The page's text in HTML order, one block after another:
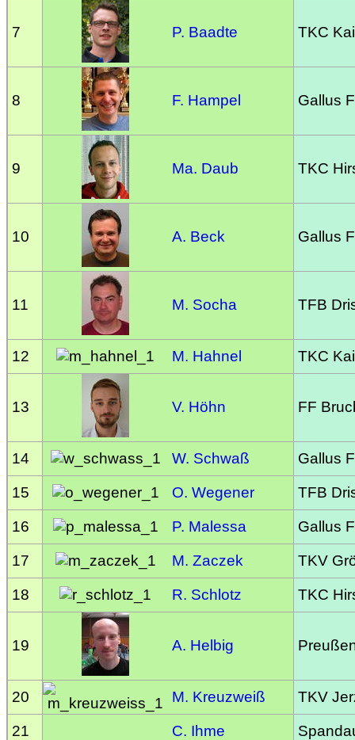
7 P. Baadte TKC
8 F. Hampel Gallus
9 Ma. Daub TKC
10 A. Beck Gallus
11 M. Socha TFB
12 M. Hahnel TKC
13 V. Höhn FF
14 W. Schwaß Gallus
15 O. Wegener TFB
16 P. Malessa Gallus
17 M. Zaczek TKV
18 R. Schlotz TKC
19 A. Helbig
20 M. Kreuzweiß TKV
21 C. Ihme